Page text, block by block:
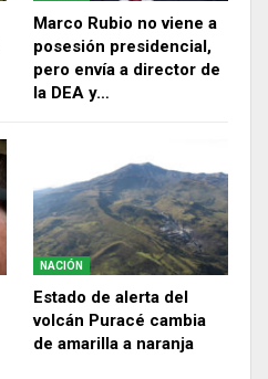
Marco Rubio no viene a
posesión presidencial,
pero envía a director de
la DEA y…
NACIÓN
Estado de alerta del
volcán Puracé cambia
de amarilla a naranja